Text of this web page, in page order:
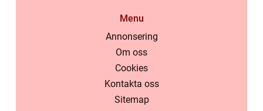
Menu
Annonsering
Om oss
Cookies
Kontakta oss
Sitemap